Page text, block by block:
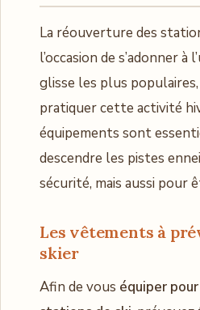
La réouverture des
l’occasion de s’adonner à
glisse les plus
pratiquer cette activité
équipements sont
descendre les pistes
sécurité, mais aussi pour
Les vêtements à
skier
Afin de vous équiper